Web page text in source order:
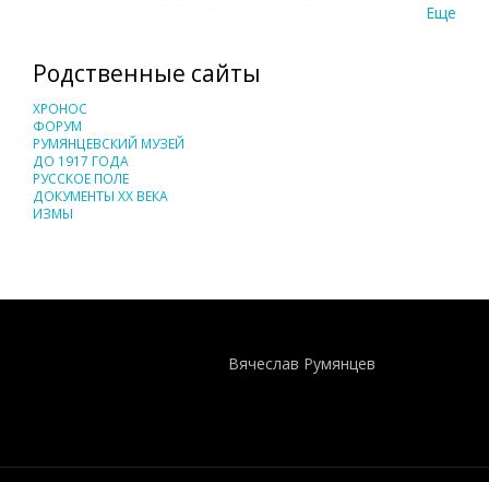
Еще
Родственные сайты
ХРОНОС
ФОРУМ
РУМЯНЦЕВСКИЙ МУЗЕЙ
ДО 1917 ГОДА
РУССКОЕ ПОЛЕ
ДОКУМЕНТЫ XX ВЕКА
ИЗМЫ
Вячеслав Румянцев